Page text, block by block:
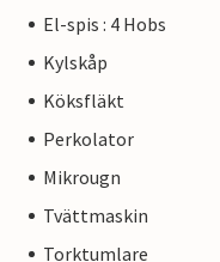
El-spis : 4 Hobs
Kylskåp
Köksfläkt
Perkolator
Mikrougn
Tvättmaskin
Torktumlare